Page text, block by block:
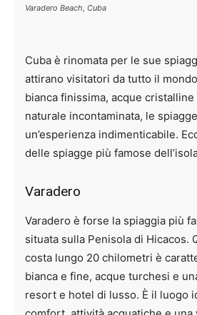
Varadero Beach, Cuba
Cuba è rinomata per le sue
attirano visitatori da tutto il
bianca finissima, acque
naturale incontaminata, le
un’esperienza indimenticabile.
delle spiagge più famose
Varadero
Varadero è forse la spiaggia più
situata sulla Penisola di Hicacos.
costa lungo 20 chilometri è
bianca e fine, acque turchesi e
resort e hotel di lusso. È il luogo